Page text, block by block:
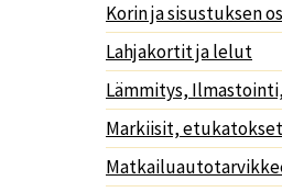
Korin ja sisustuksen
Lahjakortit ja lelut
Lämmitys,
Markiisit,